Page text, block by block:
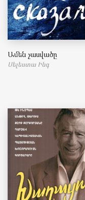
Ամեն չասվածը
Սելեստա Ինգ